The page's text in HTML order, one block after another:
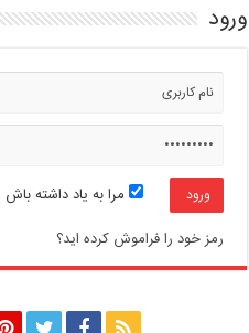
ورود
مرا به یاد داشته باش
رمز خود را فراموش کرده اید؟